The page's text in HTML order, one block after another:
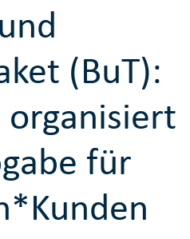
(BuT):
organisiert
für